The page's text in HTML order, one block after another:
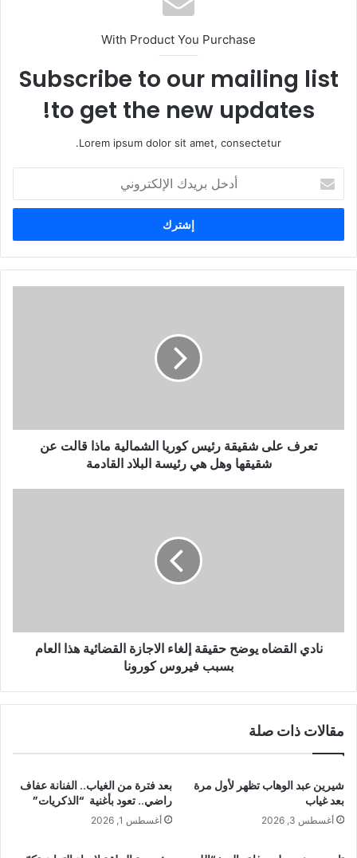
With Product You Purchase
Subscribe to our mailing list
to get the new updates!
Lorem ipsum dolor sit amet, consectetur.
خ
ب
ر
تعرف على شقيقة رئيس كوريا الشمالية ماذا قالت عن
شقيقها وهل هي رئيسة البلاد القادمة
نادي القضاه يوضح حقيقة إلغاء الاجازة القضائية هذا العام
بسبب فيروس كورونا
مقالات ذات صلة
شيرين عبد الوهاب تظهر لأول مرة
بعد غياب
أغسطس 3, 2026
بعد فترة من الغياب.. الفنانة عفاف
راضي.. تعود بأغنية “الذكريات”
أغسطس 1, 2026